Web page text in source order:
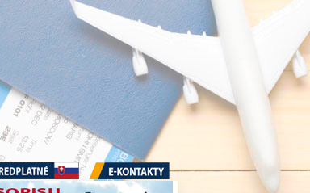
Předplatné E-kontakty